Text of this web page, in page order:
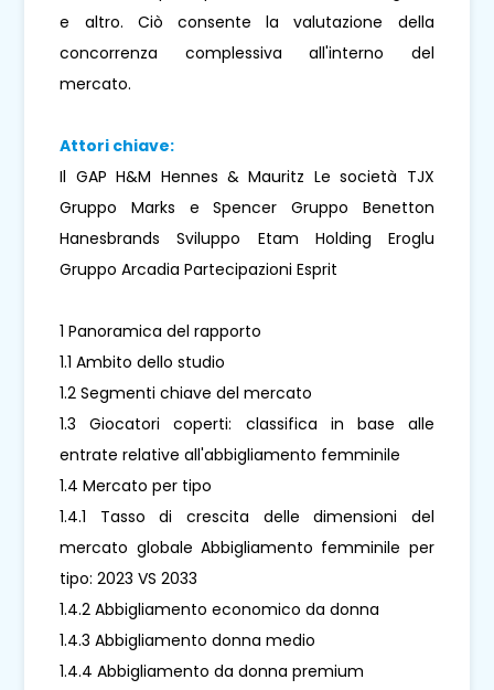
e altro. Ciò consente la valutazione della
concorrenza complessiva all'interno del
mercato.
Attori chiave:
Il GAP H&M Hennes & Mauritz Le società TJX
Gruppo Marks e Spencer Gruppo Benetton
Hanesbrands Sviluppo Etam Holding Eroglu
Gruppo Arcadia Partecipazioni Esprit
1 Panoramica del rapporto
1.1 Ambito dello studio
1.2 Segmenti chiave del mercato
1.3 Giocatori coperti: classifica in base alle
entrate relative all'abbigliamento femminile
1.4 Mercato per tipo
1.4.1 Tasso di crescita delle dimensioni del
mercato globale Abbigliamento femminile per
tipo: 2023 VS 2033
1.4.2 Abbigliamento economico da donna
1.4.3 Abbigliamento donna medio
1.4.4 Abbigliamento da donna premium